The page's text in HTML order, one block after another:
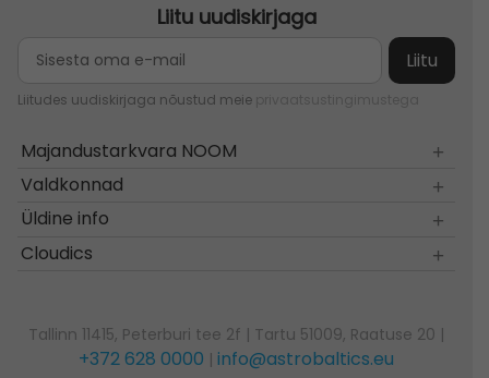
Liitu uudiskirjaga
Liitudes uudiskirjaga nõustud meie
Majandustarkvara NOOM
Valdkonnad
Üldine info
Cloudics
Tallinn 11415, Peterburi tee 2f | Tartu 51009, Raatuse 20 |
+372 628 0000 | info@astrobaltics.eu